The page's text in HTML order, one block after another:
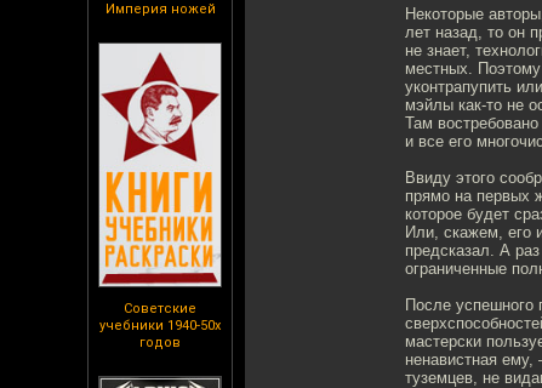
Империя ножей
Советские
учебники 1940-50х
годов
Некоторые
лет назад, то он
не знает,
местных.
уконтрапупить
мэйлы как-то не
Там
и все его
Ввиду этого
прямо на первых
которое будет
Или, скажем, его
предсказал. А
ограниченные
После
мастерски
ненавистная
туземцев, не